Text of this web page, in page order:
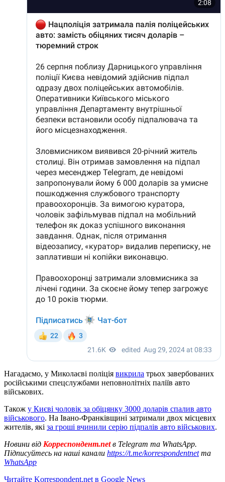
Нагадаємо, у Миколаєві поліція викрила трьох завербованих
російськими спецслужбами неповнолітніх паліїв авто
військових.
Також у Києві чоловік за обіцянку 3000 доларів спалив авто
військового. На Івано-Франківщині затримали двох місцевих
жителів, які за гроші вчинили серію підпалів авто військових.
Новини від Корреспондент.netв Telegram та WhatsApp.
Підписуйтесь на наші канали https://t.me/korrespondentnetта
WhatsApp
Читайте Korrespondent.net в Google News